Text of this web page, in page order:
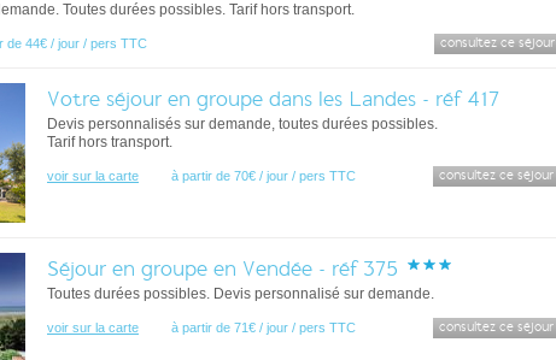
Toutes durées possibles. Tarif hors transport.
de 44€ / jour / pers TTC consultez ce séjour
Votre séjour en groupe dans les Landes - réf 417
Devis personnalisés sur demande, toutes durées possibles.
Tarif hors transport.
voir sur la carte à partir de 70€ / jour / pers TTC consultez ce séjour
Séjour en groupe en Vendée - réf 375
Toutes durées possibles. Devis personnalisé sur demande.
voir sur la carte à partir de 71€ / jour / pers TTC consultez ce séjour